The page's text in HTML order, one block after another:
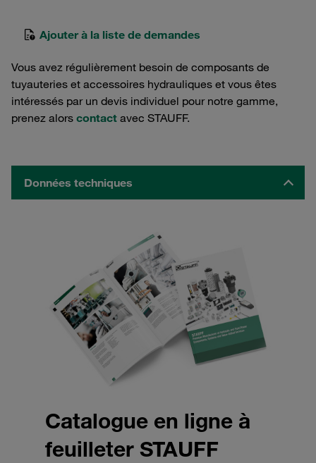
Ajouter à la liste de demandes
Vous avez régulièrement besoin de composants de
tuyauteries et accessoires hydrauliques et vous êtes
intéressés par un devis individuel pour notre gamme,
prenez alors contact avec STAUFF.
Données techniques
Catalogue en ligne à
feuilleter STAUFF